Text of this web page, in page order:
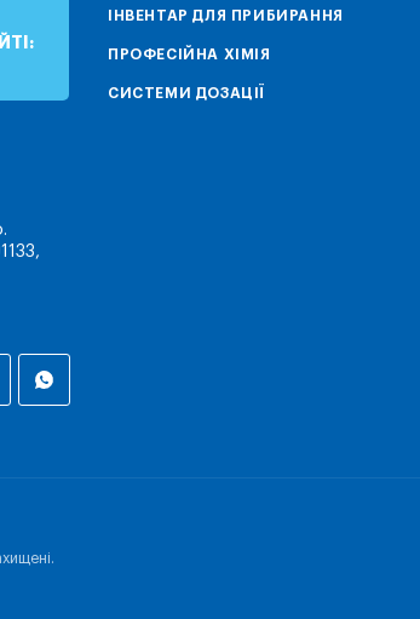
ІНВЕНТАР ДЛЯ ПРИБИРАННЯ
ПРОФЕСІЙНА ХІМІЯ
СИСТЕМИ ДОЗАЦІЇ